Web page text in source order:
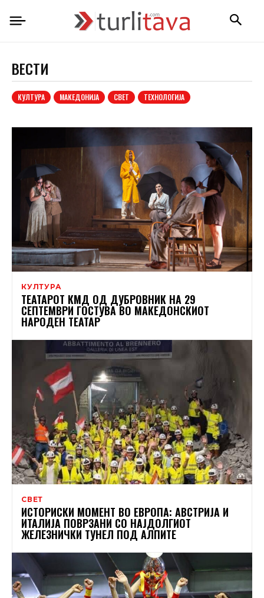
ВЕСТИ
КУЛТУРА МАКЕДОНИЈА СВЕТ ТЕХНОЛОГИЈА
КУЛТУРА
ТЕАТАРОТ КМД ОД ДУБРОВНИК НА 29
СЕПТЕМВРИ ГОСТУВА ВО МАКЕДОНСКИОТ
НАРОДЕН ТЕАТАР
СВЕТ
ИСТОРИСКИ МОМЕНТ ВО ЕВРОПА: АВСТРИЈА И
ИТАЛИЈА ПОВРЗАНИ СО НАЈДОЛГИОТ
ЖЕЛЕЗНИЧКИ ТУНЕЛ ПОД АЛПИТЕ